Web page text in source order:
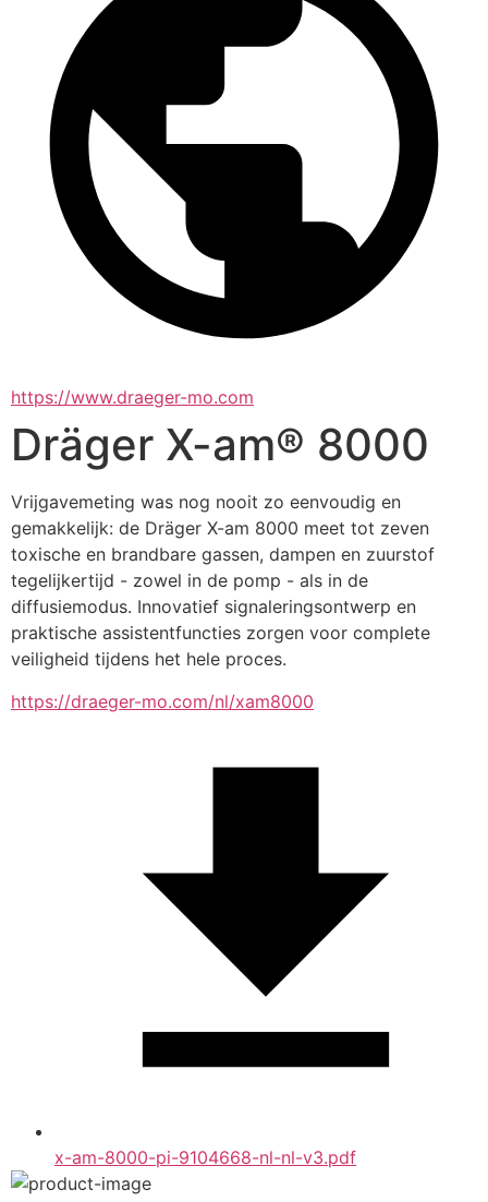
https://www.draeger-mo.com
Dräger X-am® 8000
Vrijgavemeting was nog nooit zo eenvoudig en
gemakkelijk: de Dräger X-am 8000 meet tot zeven
toxische en brandbare gassen, dampen en zuurstof
tegelijkertijd - zowel in de pomp - als in de
diffusiemodus. Innovatief signaleringsontwerp en
praktische assistentfuncties zorgen voor complete
veiligheid tijdens het hele proces.
https://draeger-mo.com/nl/xam8000
x-am-8000-pi-9104668-nl-nl-v3.pdf